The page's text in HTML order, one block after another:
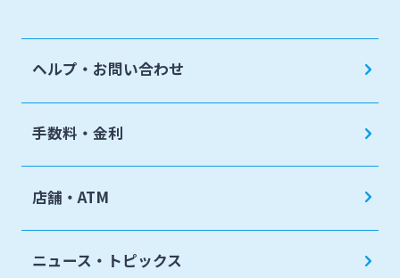
ヘルプ・お問い合わせ
手数料・金利
店舗・ATM
ニュース・トピックス